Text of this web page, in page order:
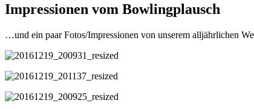
Impressionen vom Bowlingplausch
…und ein paar Fotos/Impressionen von unserem alljährlichen